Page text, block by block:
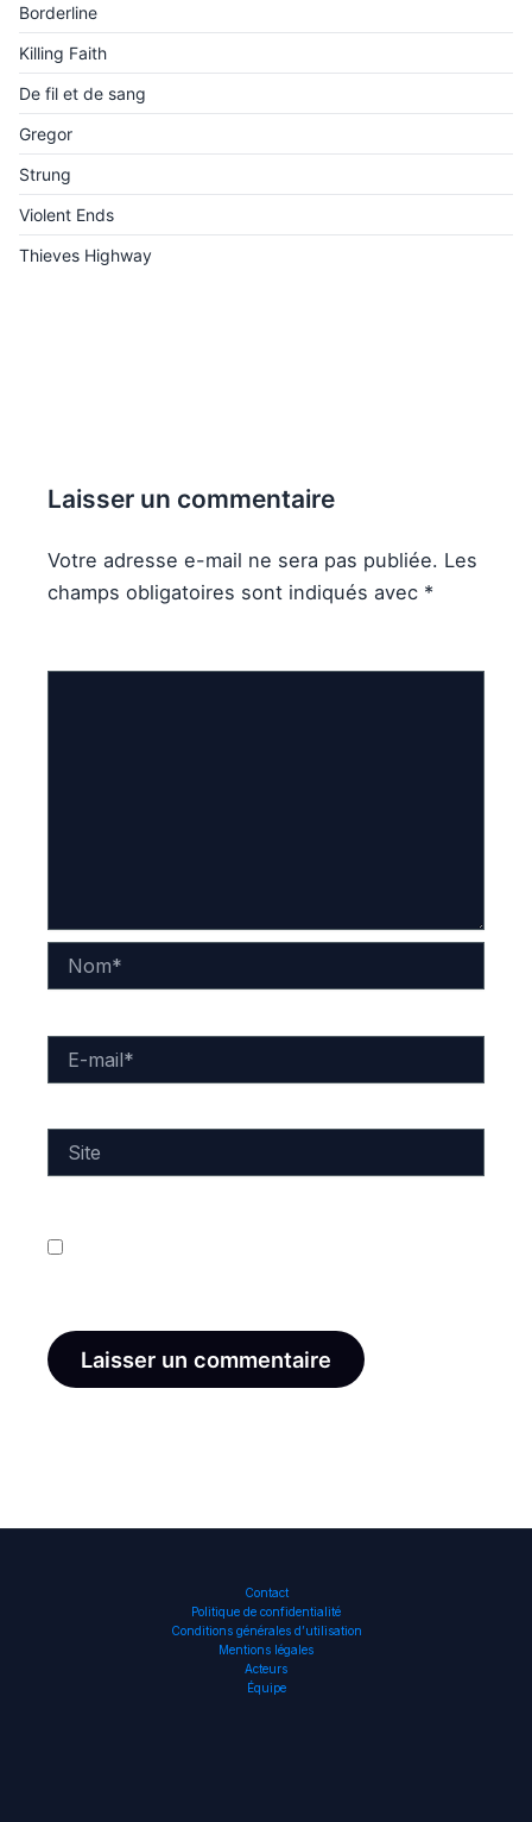
Borderline
Killing Faith
De fil et de sang
Gregor
Strung
Violent Ends
Thieves Highway
Laisser un commentaire
Votre adresse e-mail ne sera pas publiée. Les
champs obligatoires sont indiqués avec *
mail*
Contact
Politique de confidentialité
Conditions générales d’utilisation
Mentions légales
Acteurs
Équipe